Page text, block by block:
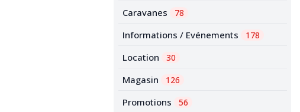
Caravanes 78
Informations / Evénements 178
Location 30
Magasin 126
Promotions 56